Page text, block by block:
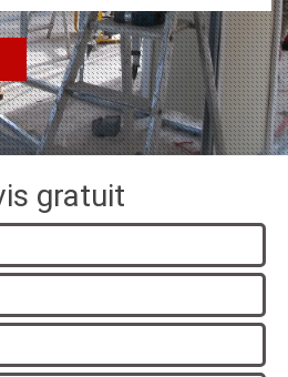
gratuit